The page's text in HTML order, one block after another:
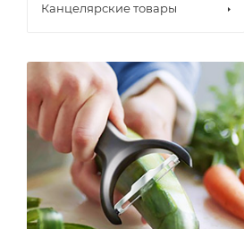
Канцелярские товары